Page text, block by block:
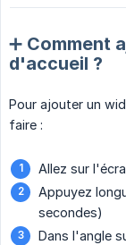
➕ Comment
d'accueil ?
Pour ajouter un
faire :
Allez sur
Appuyez
secondes)
Dans l'angle